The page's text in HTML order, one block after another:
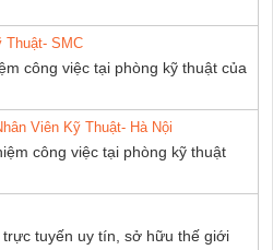
Thuật- SMC
công việc tại phòng kỹ thuật của
Viên Kỹ Thuật- Hà Nội
công việc tại phòng kỹ thuật
tuyến uy tín, sở hữu thế giới